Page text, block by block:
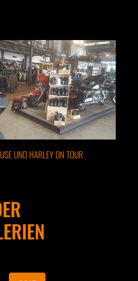
UND HARLEY ON TOUR